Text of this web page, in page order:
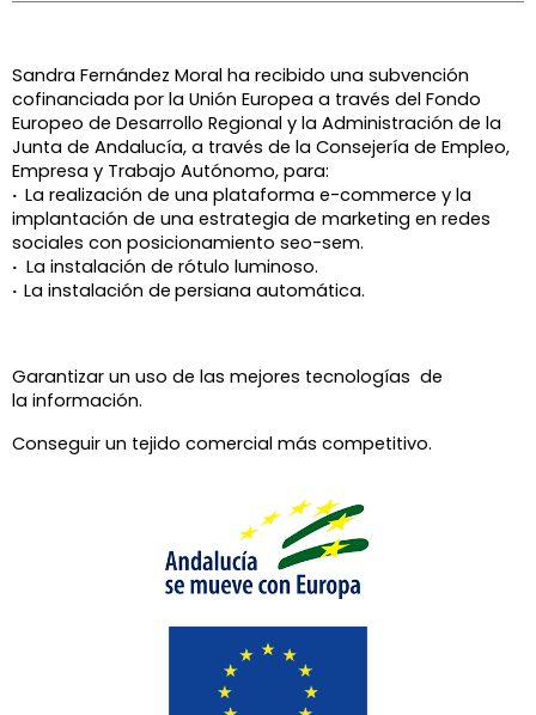
Sandra Fernández Moral ha recibido una subvención
cofinanciada por la Unión Europea a través del Fondo
Europeo de Desarrollo Regional y la Administración de la
Junta de Andalucía, a través de la Consejería de Empleo,
Empresa y Trabajo Autónomo, para:
· La realización de una plataforma e-commerce y la
implantación de una estrategia de marketing en redes
sociales con posicionamiento seo-sem.
· La instalación de rótulo luminoso.
· La instalación de persiana automática.
Garantizar un uso de las mejores tecnologías de
la información.
Conseguir un tejido comercial más competitivo.